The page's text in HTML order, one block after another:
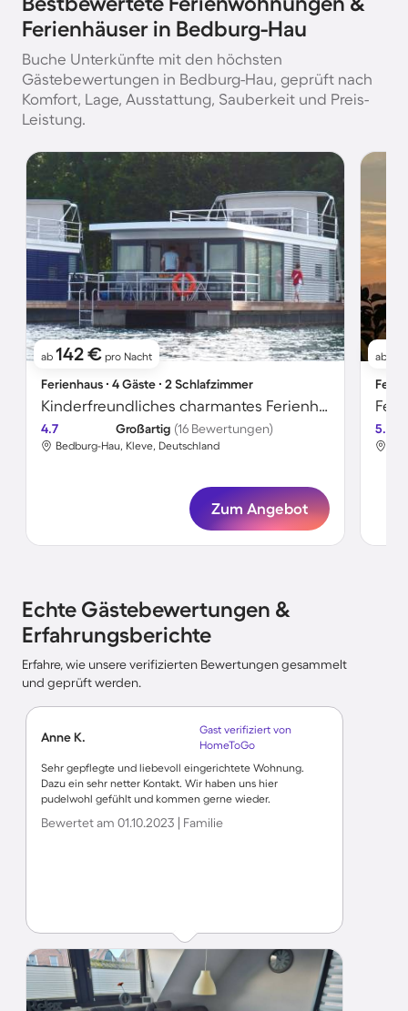
Ferienhäuser in Bedburg-Hau
Buche Unterkünfte mit den höchsten
Gästebewertungen in Bedburg-Hau, geprüft nach
Komfort, Lage, Ausstattung, Sauberkeit und Preis-
Leistung.
ab 142 € pro Nacht
Ferienhaus ∙ 4 Gäste ∙ 2 Schlafzimmer
Kinderfreundliches charmantes Ferienhaus mit Terrasse | Seeblick
4.7 Großartig (16 Bewertungen)
Bedburg-Hau, Kleve, Deutschland
Zum Angebot
ab
5.0
Echte Gästebewertungen &
Erfahrungsberichte
Erfahre, wie unsere verifizierten Bewertungen gesammelt
und geprüft werden.
Anne K.
Gast verifiziert von
HomeToGo
Sehr gepflegte und liebevoll eingerichtete Wohnung.
Dazu ein sehr netter Kontakt. Wir haben uns hier
pudelwohl gefühlt und kommen gerne wieder.
Bewertet am 01.10.2023 | Familie